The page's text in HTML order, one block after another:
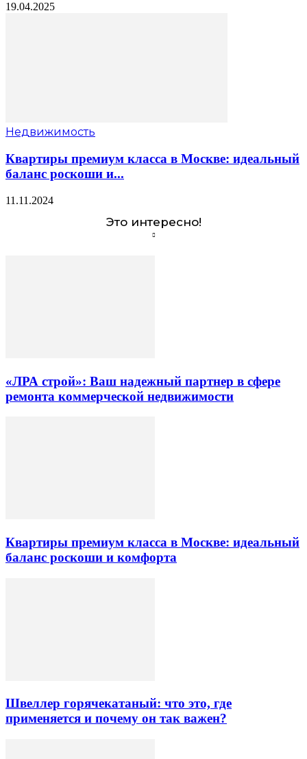
19.04.2025
Недвижимость
Квартиры премиум класса в Москве: идеальный
баланс роскоши и...
11.11.2024
Это интересно!
«ЛРА строй»: Ваш надежный партнер в сфере
ремонта коммерческой недвижимости
Квартиры премиум класса в Москве: идеальный
баланс роскоши и комфорта
Швеллер горячекатаный: что это, где
применяется и почему он так важен?